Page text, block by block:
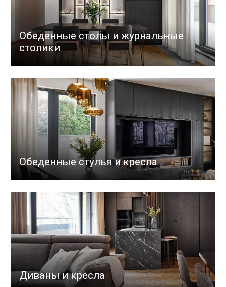
Обеденные столы и журнальные
столики
Обеденные стулья и кресла
Диваны и кресла